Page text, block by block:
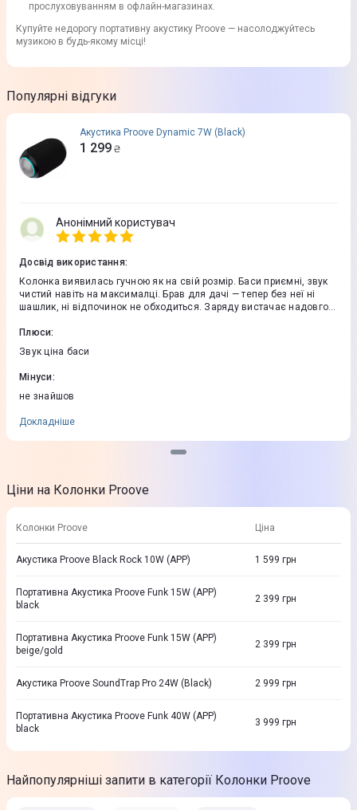
прослуховуванням в офлайн-магазинах.
Купуйте недорогу портативну акустику Proove — насолоджуйтесь
музикою в будь-якому місці!
Популярні відгуки
Акустика Proove Dynamic 7W (Black)
1 299 ₴
Анонімний користувач
Досвід використання:
Колонка виявилась гучною як на свій розмір. Баси приємні, звук
чистий навіть на максималці. Брав для дачі — тепер без неї ні
шашлик, ні відпочинок не обходиться. Заряду вистачає надовго,
гроші топ
Плюси:
Звук цiна баси
Мінуси:
не знайшов
Докладніше
Ціни на Колонки Proove
Колонки Proove Ціна
Акустика Proove Black Rock 10W (APP) 1 599 грн
Портативна Акустика Proove Funk 15W (APP)
black
2 399 грн
Портативна Акустика Proove Funk 15W (APP)
beige/gold
2 399 грн
Акустика Proove SoundTrap Pro 24W (Black) 2 999 грн
Портативна Акустика Proove Funk 40W (APP)
black
3 999 грн
Найпопулярніші запити в категорії Колонки Proove